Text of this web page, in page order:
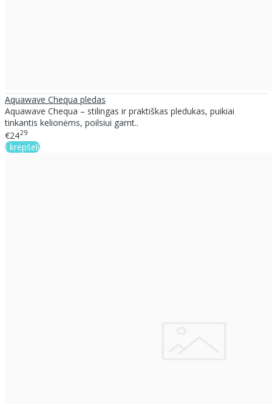
Aquawave Chequa pledas
Aquawave Chequa – stilingas ir praktiškas pledukas, puikiai
tinkantis kelionėms, poilsiui gamt..
€2429
Į krepšelį